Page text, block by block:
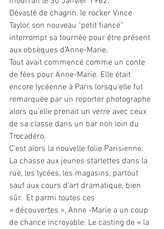
Dévasté de chagrin, le rocker Vince
Taylor, son nouveau "petit fiancé"
interrompt sa tournée pour être présent
aux obsèques d’Anne-Marie.
Tout avait commencé comme un conte
de fées pour Anne-Marie. Elle était
encore lycéenne à Paris lorsqu’elle fut
remarquée par un reporter photographe
alors qu’elle prenait un verre avec ceux
de sa classe dans un bar non loin du
Trocadéro.
C’est alors la nouvelle folie Parisienne:
La chasse aux jeunes starlettes dans la
rue, les lycées, les magasins, partout
sauf aux cours d’art dramatique, bien
sûr.  Et parmi toutes ces
« découvertes », Anne -Marie a un coup
de chance incroyable: Le casting de « la